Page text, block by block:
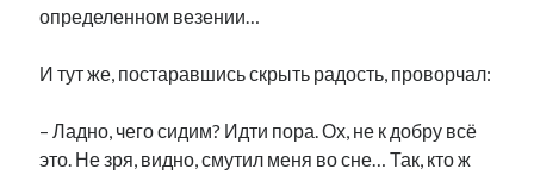
определенном везении…
И тут же, постаравшись скрыть радость, проворчал:
– Ладно, чего сидим? Идти пора. Ох, не к добру всё
это. Не зря, видно, смутил меня во сне… Так, кто ж